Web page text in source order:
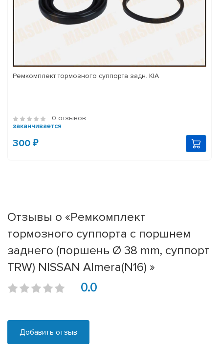
Ремкомплект тормозного суппорта задн. KIA
0 отзывов
заканчивается
300 ₽
Отзывы о «Ремкомплект
тормозного суппорта с поршнем
заднего (поршень Ø 38 mm, суппорт
TRW) NISSAN Almera(N16) »
0.0
Добавить отзыв